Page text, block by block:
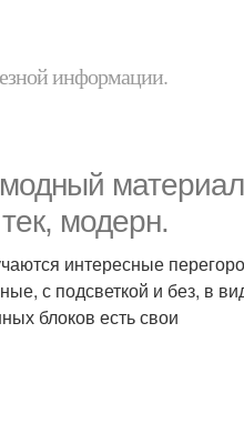
информации.
модный материал
модерн.
интересные
с подсветкой и без, в
блоков есть свои